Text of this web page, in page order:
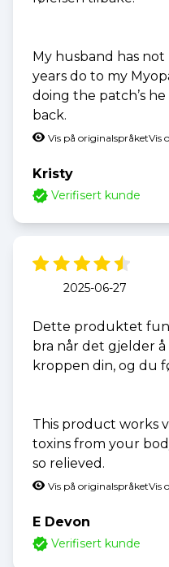
My husband has
years do to my
doing the patch’s
back.
Vis på originalspråketVis
Kristy
Verifisert kunde
2025-06-27
Dette produktet
bra når det gjelder
kroppen din, og du
This product works
toxins from your
so relieved.
Vis på originalspråketVis
E Devon
Verifisert kunde